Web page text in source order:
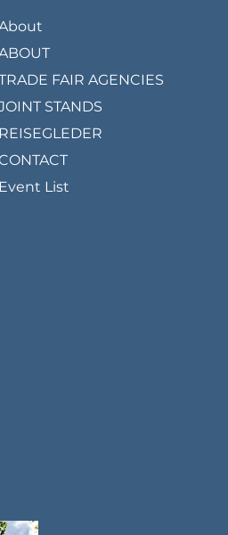
FAIR AGENCIES
STANDS
REISEGLEDER
Event List